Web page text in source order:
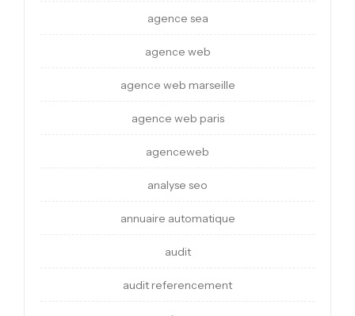
agence sea
agence web
agence web marseille
agence web paris
agenceweb
analyse seo
annuaire automatique
audit
audit referencement